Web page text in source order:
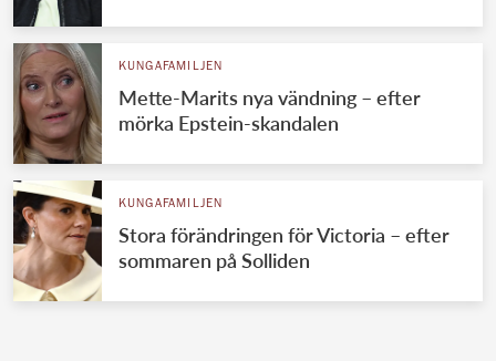
KUNGAFAMILJEN
Mette-Marits nya vändning – efter
mörka Epstein-skandalen
KUNGAFAMILJEN
Stora förändringen för Victoria – efter
sommaren på Solliden